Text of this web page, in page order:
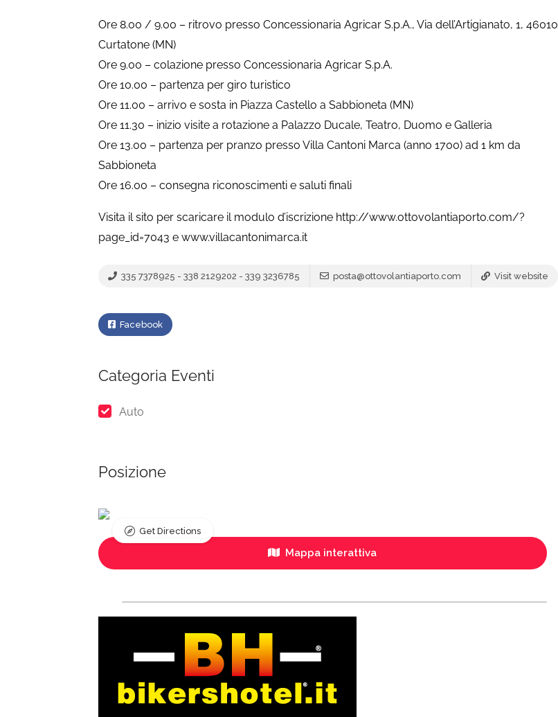
Ore 8.00 / 9.00 – ritrovo presso Concessionaria Agricar S.p.A., Via dell’Artigianato, 1, 46010
Curtatone (MN)
Ore 9.00 – colazione presso Concessionaria Agricar S.p.A.
Ore 10.00 – partenza per giro turistico
Ore 11.00 – arrivo e sosta in Piazza Castello a Sabbioneta (MN)
Ore 11.30 – inizio visite a rotazione a Palazzo Ducale, Teatro, Duomo e Galleria
Ore 13.00 – partenza per pranzo presso Villa Cantoni Marca (anno 1700) ad 1 km da
Sabbioneta
Ore 16.00 – consegna riconoscimenti e saluti finali
Visita il sito per scaricare il modulo d’iscrizione http://www.ottovolantiaporto.com/?
page_id=7043 e www.villacantonimarca.it
335 7378925 - 338 2129202 - 339 3236785 posta@ottovolantiaporto.com Visit website
Facebook
Categoria Eventi
Auto
Posizione
Mappa interattiva
Get Directions